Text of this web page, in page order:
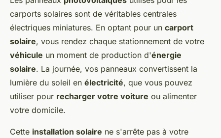
carports solaires sont de véritables centrales
électriques miniatures. En optant pour un carport
solaire, vous rendez chaque stationnement de votre
véhicule un moment de production d'énergie
solaire. La journée, vos panneaux convertissent la
lumière du soleil en électricité, que vous pouvez
utiliser pour recharger votre voiture ou alimenter
votre domicile.
Cette installation solaire ne s'arrête pas à votre